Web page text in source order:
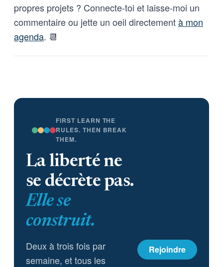
propres projets ? Connecte-toi et laisse-moi un
commentaire ou jette un oeil directementà mon
agenda. 📆
FIRST LEARN THE
RULES. THEN BREAK
THEM.
La liberté ne
se décrète pas.
Elle se
construit.
Deux à trois fois par
semaine, et tous les
Rejoindre